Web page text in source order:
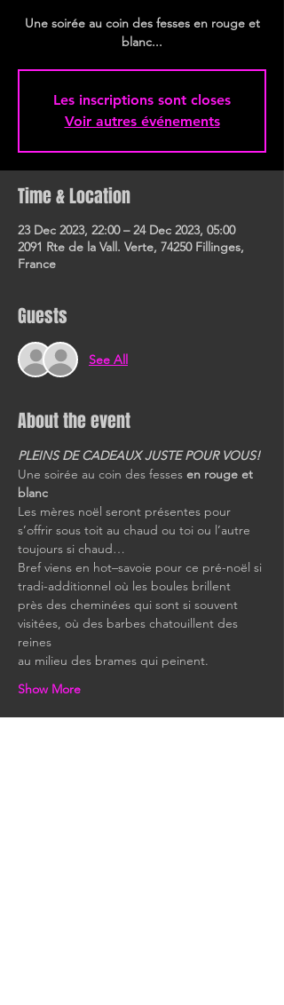
Une soirée au coin des fesses en rouge et
Les inscriptions sont closes
Voir autres événements
Time & Location
23 Dec 2023, 22:00 – 24 Dec 2023, 05:00
2091 Rte de la Vall. Verte, 74250 Fillinges,
France
Guests
See All
About the event
PLEINS DE CADEAUX JUSTE POUR VOUS!
Une soirée au coin des fesses en rouge et
blanc
Les mères noël seront présentes pour
s’offrir sous toit au chaud ou toi ou l’autre
toujours si chaud…
Bref viens en hot–savoie pour ce pré-noël si
tradi-additionnel où les boules brillent
près des cheminées qui sont si souvent
visitées, où des barbes chatouillent des
reines
au milieu des brames qui peinent.
Show More